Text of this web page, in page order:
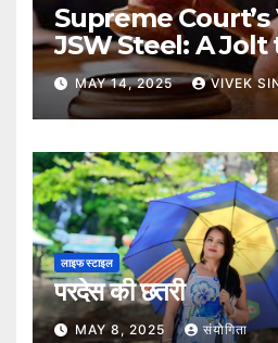
Supreme
JSW Steel: A Jolt
Insolvency
MAY 14, 2025 VIVEK
लाइफ स्टाइल
परदेस की छतरी
MAY 8, 2025 संयोगिता